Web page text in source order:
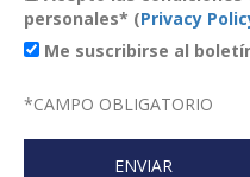
personales* (Privacy
Me suscribirse al
*CAMPO OBLIGATORIO